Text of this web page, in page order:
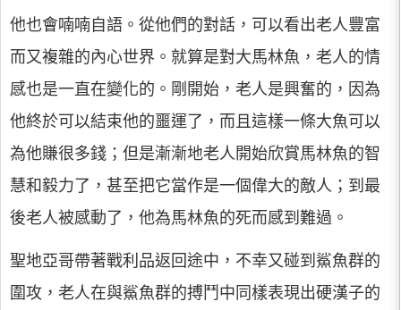
他也會喃喃自語。從他們的對話，可以看出老人豐富
而又複雜的內心世界。就算是對大馬林魚，老人的情
感也是一直在變化的。剛開始，老人是興奮的，因為
他終於可以結束他的噩運了，而且這樣一條大魚可以
為他賺很多錢；但是漸漸地老人開始欣賞馬林魚的智
慧和毅力了，甚至把它當作是一個偉大的敵人；到最
後老人被感動了，他為馬林魚的死而感到難過。
聖地亞哥帶著戰利品返回途中，不幸又碰到鯊魚群的
圍攻，老人在與鯊魚群的搏鬥中同樣表現出硬漢子的